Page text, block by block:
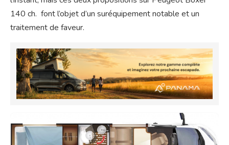
140 ch. font l’objet d’un suréquipement notable et un
traitement de faveur.